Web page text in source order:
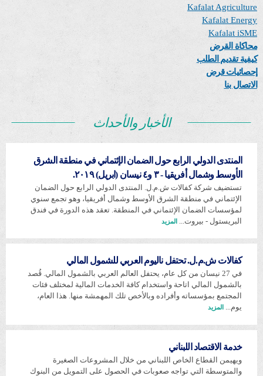
Kafalat Agriculture
Kafalat Energy
Kafalat iSME
محاكاة القرض
كيفية تقديم الطلب
إحصائيات قرض
الاتصال بنا
الأخبار والأحداث
المنتدى الدولي الرابع حول الضمان الإئتماني في منطقة الشرق
الأوسط وشمال أفريقيا - ٣ و٤ نيسان (ابريل) ٢٠١٩.
تستضيف شركة كفالات ش.م.ل. المنتدى الدولي الرابع حول الضمان
الإئتماني في منطقة الشرق الأوسط وشمال أفريقيا، وهو تجمع سنوي
لمؤسسات الضمان الإئتماني في المنطقة. تعقد هذه الدورة في فندق
البريستول - بيروت...
المزيد
كفالات ش.م.ل. تحتفل ناليوم العربي للشمول المالي
في 27 نيسان من كل عام، يحتفل العالم العربي بالشمول المالي. قُصد
بالشمول المالي اتاحة واستخدام كافة الخدمات المالية لمختلف فئات
المجتمع بمؤسساته وأفراده وبالأخص تلك المهمشة منها. هذا العام،
يوم... المزيد
خدمة الاقتصاد اللبناني
ويهيمن القطاع الخاص اللبناني من خلال المشروعات الصغيرة
والمتوسطة التي تواجه صعوبات في الحصول على التمويل من البنوك